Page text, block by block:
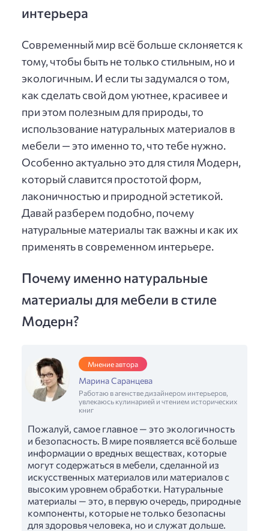
интерьера
Современный мир всё больше склоняется к
тому, чтобы быть не только стильным, но и
экологичным. И если ты задумался о том,
как сделать свой дом уютнее, красивее и
при этом полезным для природы, то
использование натуральных материалов в
мебели — это именно то, что тебе нужно.
Особенно актуально это для стиля Модерн,
который славится простотой форм,
лаконичностью и природной эстетикой.
Давай разберем подобно, почему
натуральные материалы так важны и как их
применять в современном интерьере.
Почему именно натуральные
материалы для мебели в стиле
Модерн?
Мнение автора
Марина Саранцева
Работаю в агенстве дизайнером интерьеров,
увлекаюсь кулинарией и чтением исторических
книг
Пожалуй, самое главное — это экологичность
и безопасность. В мире появляется всё больше
информации о вредных веществах, которые
могут содержаться в мебели, сделанной из
искусственных материалов или материалов с
высоким уровнем обработки. Натуральные
материалы — это, в первую очередь, природные
компоненты, которые не только безопасны
для здоровья человека, но и служат дольше.